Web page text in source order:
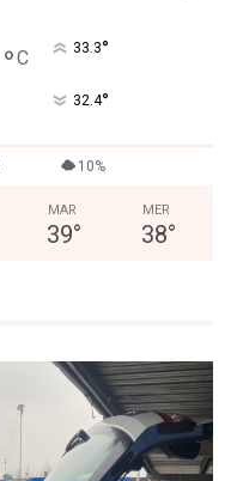
°C 33.3°
32.4°
10%
MAR
39°
MER
38°